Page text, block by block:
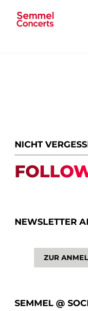
NICHT
NEWSLETTER
ZUR
SEMMEL @